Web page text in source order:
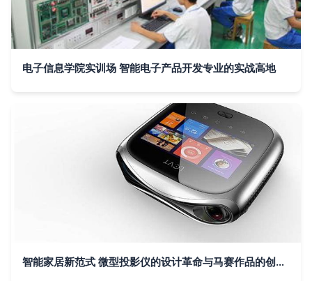
电子信息学院实训场 智能电子产品开发专业的实战高地
智能家居新范式 微型投影仪的设计革命与马赛作品的创新启示